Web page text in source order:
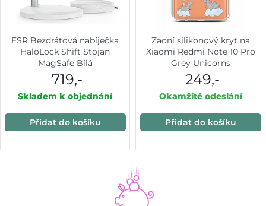
ESR Bezdrátová nabíječka
HaloLock Shift Stojan
MagSafe Bílá
719,-
Skladem k objednání
Přidat do košíku
Zadní silikonový kryt na
Xiaomi Redmi Note 10 Pro
Grey Unicorns
249,-
Okamžité odeslání
Přidat do košíku